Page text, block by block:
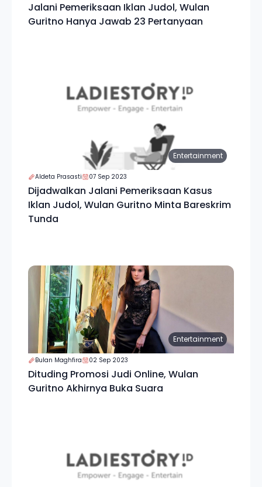
Jalani Pemeriksaan Iklan Judol, Wulan
Guritno Hanya Jawab 23 Pertanyaan
Entertainment
Aldeta Prasasti 07 Sep 2023
Dijadwalkan Jalani Pemeriksaan Kasus
Iklan Judol, Wulan Guritno Minta Bareskrim
Tunda
Entertainment
Bulan Maghfira 02 Sep 2023
Dituding Promosi Judi Online, Wulan
Guritno Akhirnya Buka Suara